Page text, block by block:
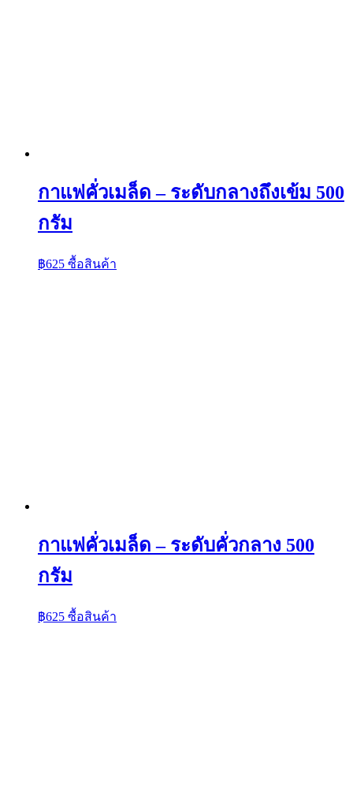
กาแฟคั่วเมล็ด – ระดับกลางถึงเข้ม 500
กรัม
฿625 ซื้อสินค้า
กาแฟคั่วเมล็ด – ระดับคั่วกลาง 500
กรัม
฿625 ซื้อสินค้า